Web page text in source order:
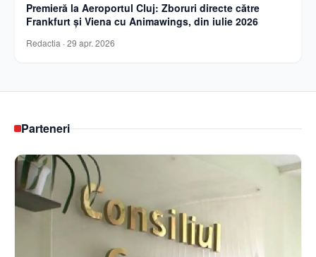
Premieră la Aeroportul Cluj: Zboruri directe către
Frankfurt și Viena cu Animawings, din iulie 2026
Redactia · 29 apr. 2026
Parteneri